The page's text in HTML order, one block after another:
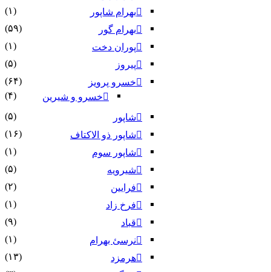
بهرام شاپور
(۱)
بهرام گور
(۵۹)
پوران دخت
(۱)
پیروز
(۵)
خسرو پرویز
(۶۴)
خسرو و شیرین
(۴)
شاپور
(۵)
شاپور ذو الاکتاف
(۱۶)
شاپور سوم‏
(۱)
شیرویه
(۵)
فرایین
(۲)
فرخ زاد
(۱)
قباد
(۹)
نرسئ بهرام‏
(۱)
هرمزد
(۱۳)